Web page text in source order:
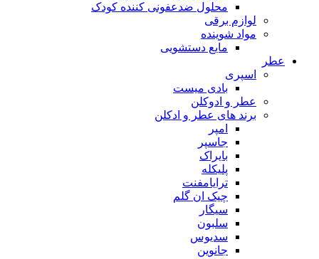
محلول ضدعفونی کننده کودک
لوازم برقی
مواد شوینده
مایع دستشویی
عطر
اسپری
بادی میست
عطر و ادوکلن
برند های عطر و ادکلن
امپر
جاسپر
بایراک
پلیکله
ترایامفنت
چیک ان گلم
سیگار
سلبون
سدیوس
جانوین